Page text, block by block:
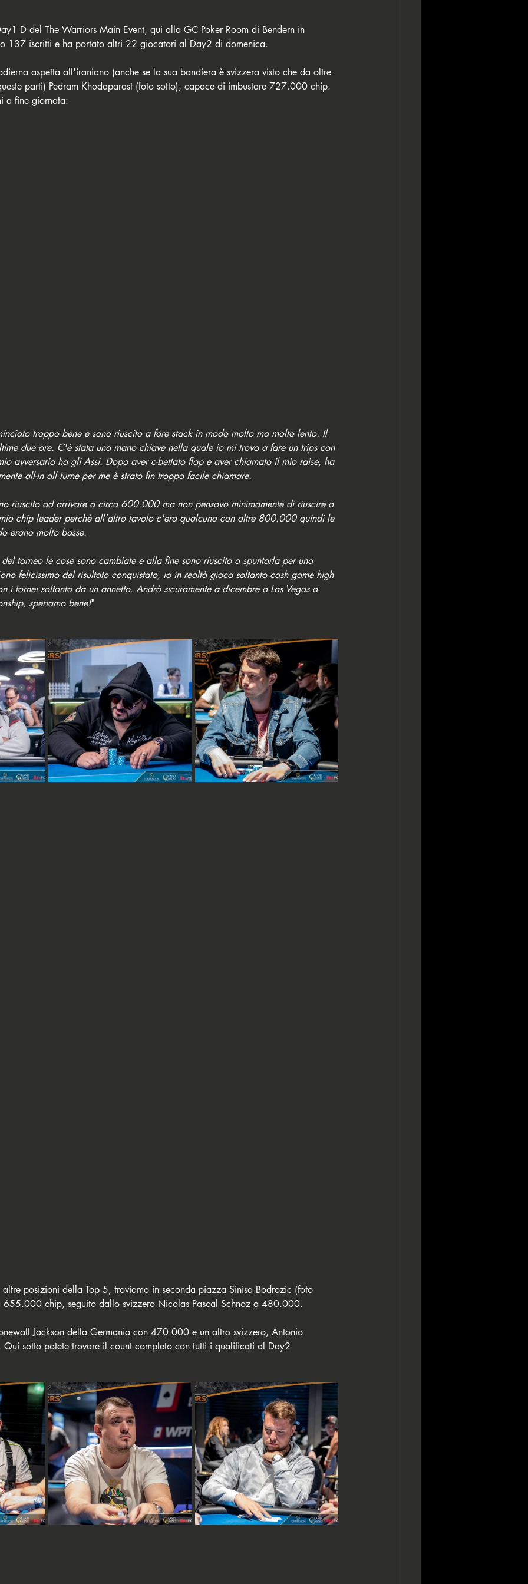
D del The Warriors Main Event, qui alla GC Poker Room di Bendern in
137 iscritti e ha portato altri 22 giocatori al Day2 di domenica.
aspetta all'iraniano (anche se la sua bandiera è svizzera visto che da oltre
parti) Pedram Khodaparast (foto sotto), capace di imbustare 727.000 chip.
a fine giornata:
troppo bene e sono riuscito a fare stack in modo molto ma molto lento. Il
due ore. C'è stata una mano chiave nella quale io mi trovo a fare un trips con
avversario ha gli Assi. Dopo aver c-bettato flop e aver chiamato il mio raise, ha
all-in all turne per me è strato fin troppo facile chiamare.
riuscito ad arrivare a circa 600.000 ma non pensavo minimamente di riuscire a
chip leader perchè all'altro tavolo c'era qualcuno con oltre 800.000 quindi le
erano molto basse.
torneo le cose sono cambiate e alla fine sono riuscito a spuntarla per una
felicissimo del risultato conquistato, io in realtà gioco soltanto cash game high
i tornei soltanto da un annetto. Andrò sicuramente a dicembre a Las Vegas a
speriamo bene!"
posizioni della Top 5, troviamo in seconda piazza Sinisa Bodrozic (foto
chip, seguito dallo svizzero Nicolas Pascal Schnoz a 480.000.
Jackson della Germania con 470.000 e un altro svizzero, Antonio
sotto potete trovare il count completo con tutti i qualificati al Day2